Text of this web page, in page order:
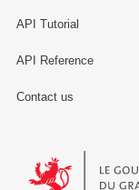
API Tutorial
API Reference
Contact us
Le Gouvernement